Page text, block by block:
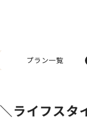
プラン一覧